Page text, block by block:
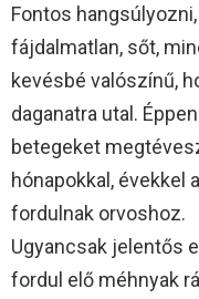
Fontos
fájdalmatlan, sőt,
kevésbé valószínű,
daganatra utal.
betegeket
hónapokkal, évekkel
fordulnak orvoshoz.
Ugyancsak jelentős
fordul elő méhnyak